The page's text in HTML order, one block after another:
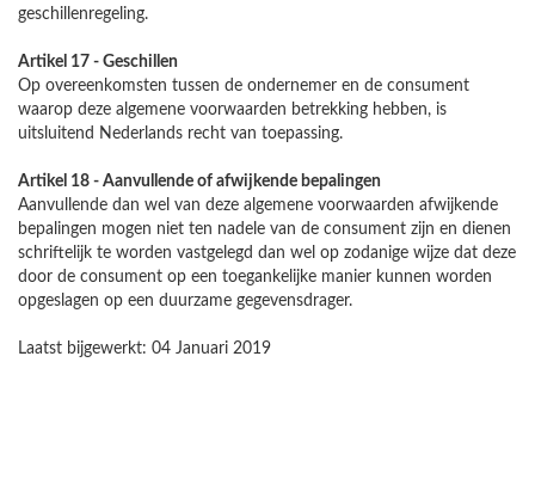
geschillenregeling.
Artikel 17 - Geschillen
Op overeenkomsten tussen de ondernemer en de consument
waarop deze algemene voorwaarden betrekking hebben, is
uitsluitend Nederlands recht van toepassing.
Artikel 18 - Aanvullende of afwijkende bepalingen
Aanvullende dan wel van deze algemene voorwaarden afwijkende
bepalingen mogen niet ten nadele van de consument zijn en dienen
schriftelijk te worden vastgelegd dan wel op zodanige wijze dat deze
door de consument op een toegankelijke manier kunnen worden
opgeslagen op een duurzame gegevensdrager.
Laatst bijgewerkt: 04 Januari 2019